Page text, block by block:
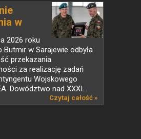
w
2026 roku
Butmir w Sarajewie odbyła
przekazania
za realizację zadań
Wojskowego
Dowództwo nad XXXI...
Czytaj całość »